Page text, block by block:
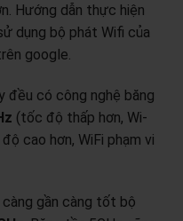
Hướng dẫn thực hiện
dụng bộ phát Wifi của
google.
đều có công nghệ băng
(tốc độ thấp hơn, Wi-
cao hơn, WiFi phạm vi
gần càng tốt bộ